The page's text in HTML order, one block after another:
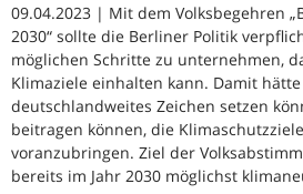
09.04.2023 | Mit dem Volksbegehren
2030“ sollte die Berliner Politik
möglichen Schritte zu unternehmen,
Klimaziele einhalten kann. Damit
deutschlandweites Zeichen setzen
beitragen können, die
voranzubringen. Ziel der
bereits im Jahr 2030 möglichst